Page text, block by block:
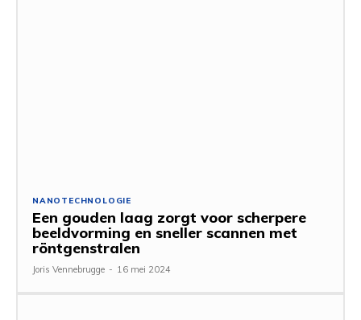
NANOTECHNOLOGIE
Een gouden laag zorgt voor scherpere
beeldvorming en sneller scannen met
röntgenstralen
Joris Vennebrugge - 16 mei 2024